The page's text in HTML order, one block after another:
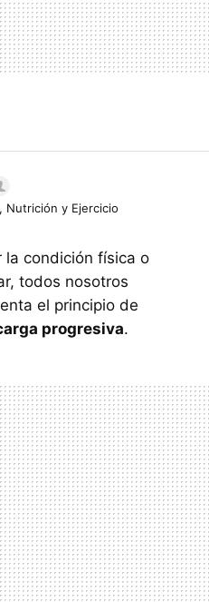
Nutrición y Ejercicio
la condición física o
todos nosotros
el principio de
progresiva.